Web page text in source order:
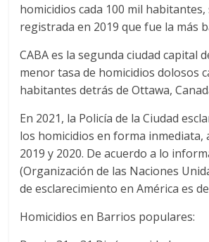
homicidios cada 100 mil habitantes,
registrada en 2019 que fue la más
CABA es la segunda ciudad capital
menor tasa de homicidios dolosos
habitantes detrás de Ottawa,
En 2021, la Policía de la Ciudad
los homicidios en forma inmediata,
2019 y 2020. De acuerdo a lo
(Organización de las Naciones
de esclarecimiento en América es
Homicidios en Barrios populares: